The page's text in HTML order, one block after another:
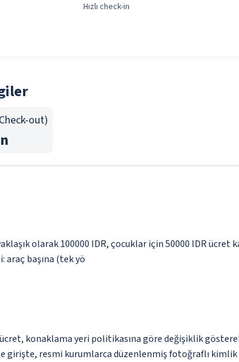
Hızlı check-in
out)
olarak 100000 IDR, çocuklar için 50000 IDR ücret
araç başına (tek yö
konaklama yeri politikasına göre değişiklik
girişte, resmi kurumlarca düzenlenmiş fotoğraflı